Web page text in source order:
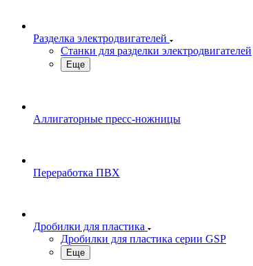
Разделка электродвигателей
Станки для разделки электродвигателей
Еще
Аллигаторные пресс-ножницы
Переработка ПВХ
Дробилки для пластика
Дробилки для пластика серии GSP
Еще